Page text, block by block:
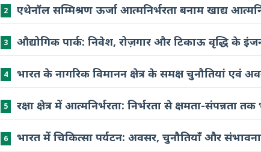
2 एथेनॉल सम्मिश्रण ऊर्जा आत्मनिर्भरता बनाम खाद्य
3 औद्योगिक पार्क: निवेश, रोज़गार और टिकाऊ वृद्धि के
4 भारत के नागरिक विमानन क्षेत्र के समक्ष चुनौतियां एवं
5 रक्षा क्षेत्र में आत्मनिर्भरता: निर्भरता से क्षमता-संपन्नता
6 भारत में चिकित्सा पर्यटन: अवसर, चुनौतियाँ और